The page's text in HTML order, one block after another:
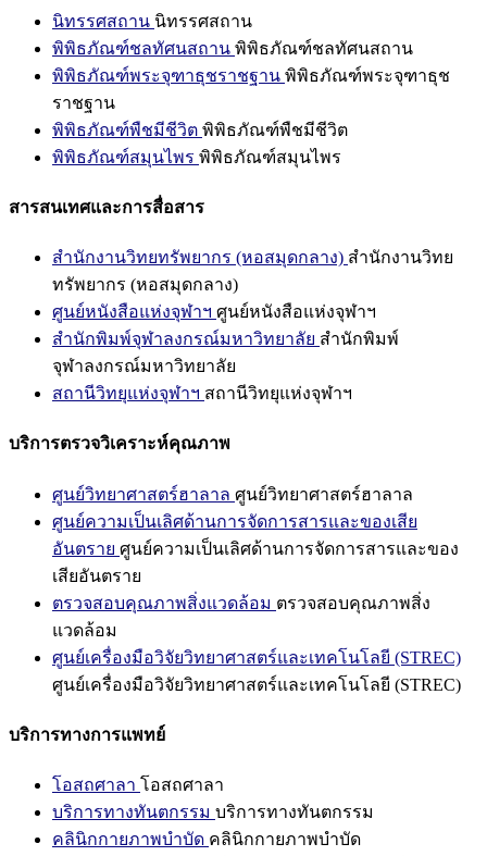
นิทรรศสถาน นิทรรศสถาน
พิพิธภัณฑ์ชลทัศนสถาน พิพิธภัณฑ์ชลทัศนสถาน
พิพิธภัณฑ์พระจุฑาธุชราชฐาน พิพิธภัณฑ์พระจุฑาธุช
ราชฐาน
พิพิธภัณฑ์พืชมีชีวิต พิพิธภัณฑ์พืชมีชีวิต
พิพิธภัณฑ์สมุนไพร พิพิธภัณฑ์สมุนไพร
สารสนเทศและการสื่อสาร
สำนักงานวิทยทรัพยากร (หอสมุดกลาง) สำนักงานวิทย
ทรัพยากร (หอสมุดกลาง)
ศูนย์หนังสือแห่งจุฬาฯ ศูนย์หนังสือแห่งจุฬาฯ
สำนักพิมพ์จุฬาลงกรณ์มหาวิทยาลัย สำนักพิมพ์
จุฬาลงกรณ์มหาวิทยาลัย
สถานีวิทยุแห่งจุฬาฯ สถานีวิทยุแห่งจุฬาฯ
บริการตรวจวิเคราะห์คุณภาพ
ศูนย์วิทยาศาสตร์ฮาลาล ศูนย์วิทยาศาสตร์ฮาลาล
ศูนย์ความเป็นเลิศด้านการจัดการสารและของเสีย
อันตราย ศูนย์ความเป็นเลิศด้านการจัดการสารและของ
เสียอันตราย
ตรวจสอบคุณภาพสิ่งแวดล้อม ตรวจสอบคุณภาพสิ่ง
แวดล้อม
ศูนย์เครื่องมือวิจัยวิทยาศาสตร์และเทคโนโลยี (STREC)
ศูนย์เครื่องมือวิจัยวิทยาศาสตร์และเทคโนโลยี (STREC)
บริการทางการแพทย์
โอสถศาลา โอสถศาลา
บริการทางทันตกรรม บริการทางทันตกรรม
คลินิกกายภาพบำบัด คลินิกกายภาพบำบัด